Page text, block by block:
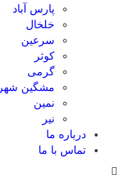
پارس آباد
خلخال
سرعین
کوثر
گرمی
مشگین شهر
نمین
نیر
درباره ما
تماس با ما